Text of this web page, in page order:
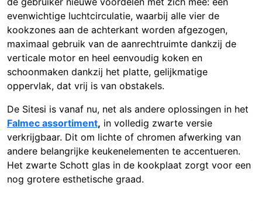
evenwichtige luchtcirculatie, waarbij alle vier de
kookzones aan de achterkant worden afgezogen,
maximaal gebruik van de aanrechtruimte dankzij de
verticale motor en heel eenvoudig koken en
schoonmaken dankzij het platte, gelijkmatige
oppervlak, dat vrij is van obstakels.
De Sitesi is vanaf nu, net als andere oplossingen in het
Falmec assortiment, in volledig zwarte versie
verkrijgbaar. Dit om lichte of chromen afwerking van
andere belangrijke keukenelementen te accentueren.
Het zwarte Schott glas in de kookplaat zorgt voor een
nog grotere esthetische graad.